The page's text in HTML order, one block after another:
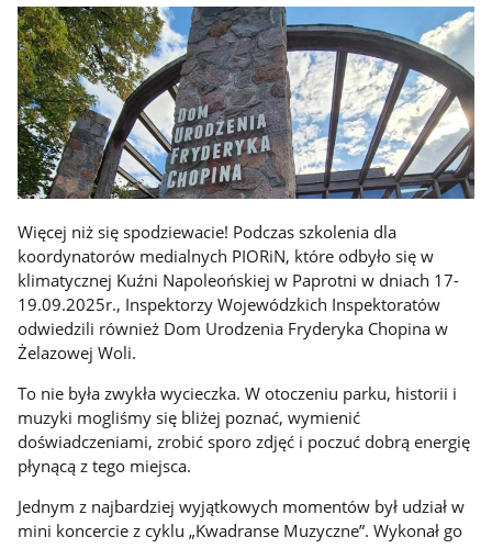
Więcej niż się spodziewacie! Podczas szkolenia dla
koordynatorów medialnych PIORiN, które odbyło się w
klimatycznej Kuźni Napoleońskiej w Paprotni w dniach 17-
19.09.2025r., Inspektorzy Wojewódzkich Inspektoratów
odwiedzili również Dom Urodzenia Fryderyka Chopina w
Żelazowej Woli.
To nie była zwykła wycieczka. W otoczeniu parku, historii i
muzyki mogliśmy się bliżej poznać, wymienić
doświadczeniami, zrobić sporo zdjęć i poczuć dobrą energię
płynącą z tego miejsca.
Jednym z najbardziej wyjątkowych momentów był udział w
mini koncercie z cyklu „Kwadranse Muzyczne”. Wykonał go